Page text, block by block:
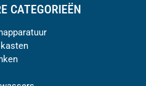
CATEGORIEËN